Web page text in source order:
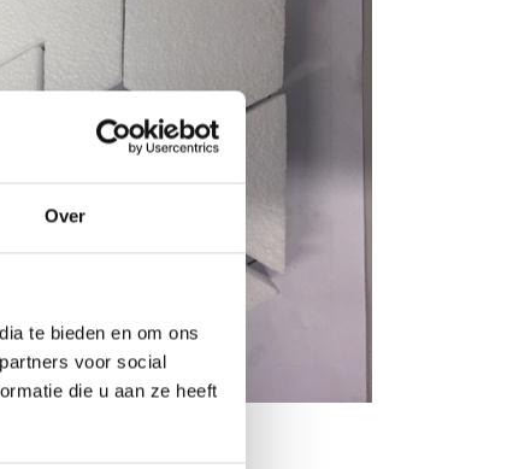
Over
te bieden en om ons
voor social
die u aan ze heeft